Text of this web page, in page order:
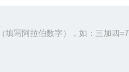
填写阿拉伯数字），如：三加四=7